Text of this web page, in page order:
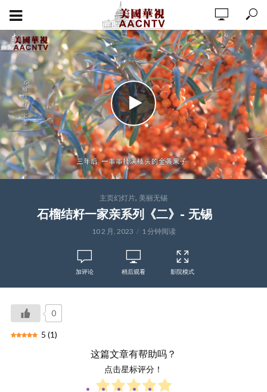
主页幻灯片, 美丽无锡
石榴结籽一家亲系列《二》- 无锡
10 2 月, 2023 1 分钟阅读
加评论 稍后观看 影院模式
0
5 (1)
这篇文章有帮助吗？
点击星标评分！